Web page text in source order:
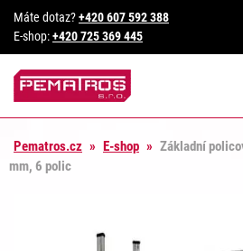
Máte dotaz?+420 607 592 388
E-shop:+420 725 369 445
Pematros.cz » E-shop » Základní
mm, 6 polic